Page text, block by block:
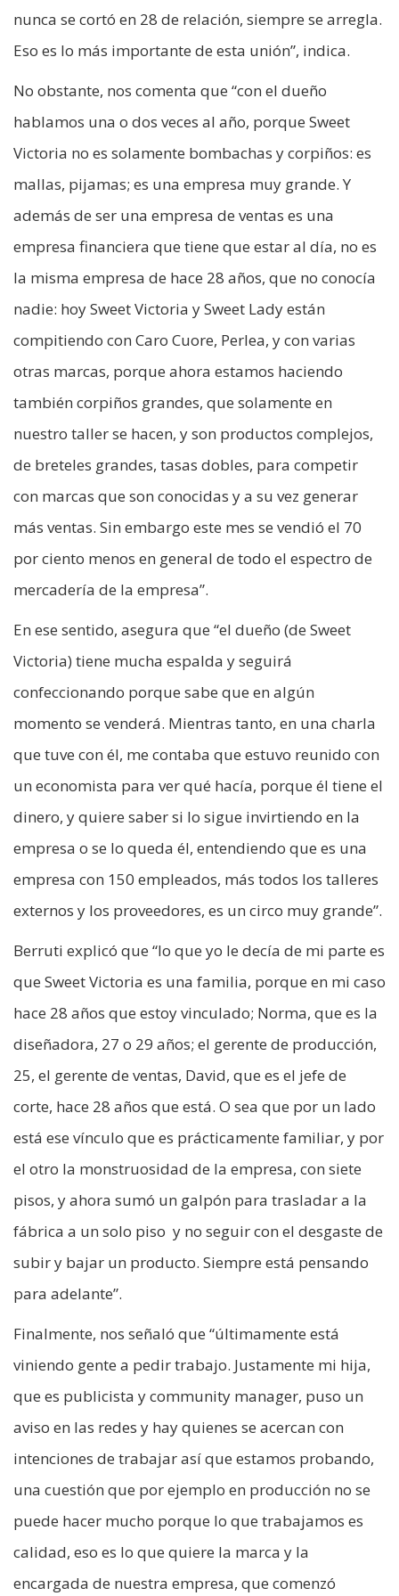
nunca se cortó en 28 de relación, siempre se arregla.
Eso es lo más importante de esta unión”, indica.
No obstante, nos comenta que “con el dueño
hablamos una o dos veces al año, porque Sweet
Victoria no es solamente bombachas y corpiños: es
mallas, pijamas; es una empresa muy grande. Y
además de ser una empresa de ventas es una
empresa financiera que tiene que estar al día, no es
la misma empresa de hace 28 años, que no conocía
nadie: hoy Sweet Victoria y Sweet Lady están
compitiendo con Caro Cuore, Perlea, y con varias
otras marcas, porque ahora estamos haciendo
también corpiños grandes, que solamente en
nuestro taller se hacen, y son productos complejos,
de breteles grandes, tasas dobles, para competir
con marcas que son conocidas y a su vez generar
más ventas. Sin embargo este mes se vendió el 70
por ciento menos en general de todo el espectro de
mercadería de la empresa”.
En ese sentido, asegura que “el dueño (de Sweet
Victoria) tiene mucha espalda y seguirá
confeccionando porque sabe que en algún
momento se venderá. Mientras tanto, en una charla
que tuve con él, me contaba que estuvo reunido con
un economista para ver qué hacía, porque él tiene el
dinero, y quiere saber si lo sigue invirtiendo en la
empresa o se lo queda él, entendiendo que es una
empresa con 150 empleados, más todos los talleres
externos y los proveedores, es un circo muy grande”.
Berruti explicó que “lo que yo le decía de mi parte es
que Sweet Victoria es una familia, porque en mi caso
hace 28 años que estoy vinculado; Norma, que es la
diseñadora, 27 o 29 años; el gerente de producción,
25, el gerente de ventas, David, que es el jefe de
corte, hace 28 años que está. O sea que por un lado
está ese vínculo que es prácticamente familiar, y por
el otro la monstruosidad de la empresa, con siete
pisos, y ahora sumó un galpón para trasladar a la
fábrica a un solo piso y no seguir con el desgaste de
subir y bajar un producto. Siempre está pensando
para adelante”.
Finalmente, nos señaló que “últimamente está
viniendo gente a pedir trabajo. Justamente mi hija,
que es publicista y community manager, puso un
aviso en las redes y hay quienes se acercan con
intenciones de trabajar así que estamos probando,
una cuestión que por ejemplo en producción no se
puede hacer mucho porque lo que trabajamos es
calidad, eso es lo que quiere la marca y la
encargada de nuestra empresa, que comenzó